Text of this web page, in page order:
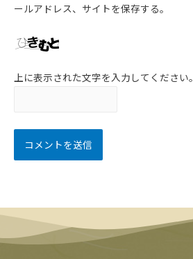
ールアドレス、サイトを保存する。
上に表示された文字を入力してください。